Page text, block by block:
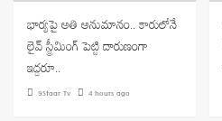
భార్యపై అతి అనుమానం.. కారులోనే
లైవ్ స్ట్రీమింగ్ పెట్టి దారుణంగా
ఇద్దరూ..
9Staar Tv 4 hours ago